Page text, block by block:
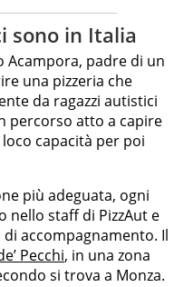
sono in Italia
Acampora, padre di un
una pizzeria che
da ragazzi autistici
percorso atto a capire
capacità per poi
più adeguata, ogni
nello staff di PizzAut e
accompagnamento. Il
Pecchi, in una zona
si trova a Monza.